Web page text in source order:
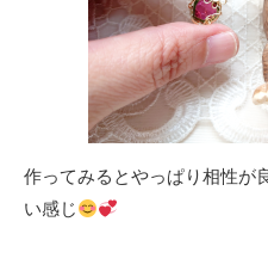
作ってみるとやっぱり相性が
い感じ